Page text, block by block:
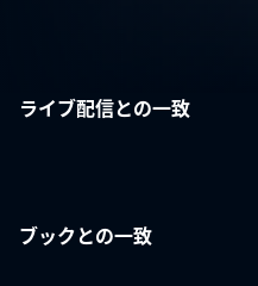
ライブ配信との一致
ブックとの一致